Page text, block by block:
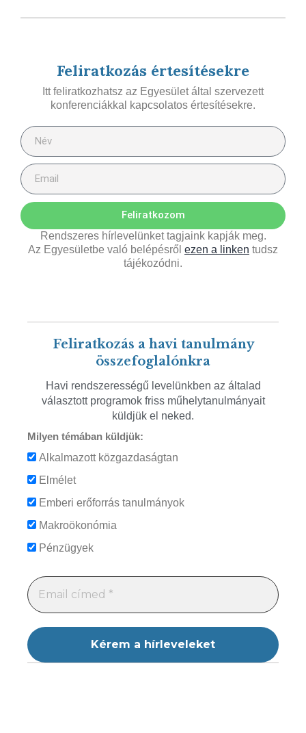
Feliratkozás értesítésekre
Itt feliratkozhatsz az Egyesület által szervezett
konferenciákkal kapcsolatos értesítésekre.
Feliratkozom
Rendszeres hírlevelünket tagjaink kapják meg.
Az Egyesületbe való belépésről ezen a linken tudsz
tájékozódni.
Feliratkozás a havi tanulmány
összefoglalónkra
Havi rendszerességű levelünkben az általad
választott programok friss műhelytanulmányait
küldjük el neked.
Milyen témában küldjük:
Alkalmazott közgazdaságtan
Elmélet
Emberi erőforrás tanulmányok
Makroökonómia
Pénzügyek